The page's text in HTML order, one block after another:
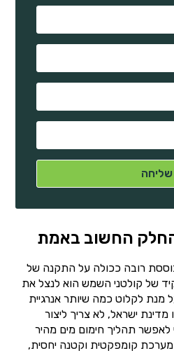
החשוב באמת
רובה ככולה על התקנה של
של קולטני השמש הוא לנצל את
לקלוט כמה שיותר אנרגיית
ישראל, לא צריך ליצור
לאפשר תהליך חימום מים מהיר
מערכת קומפקטית וקטנה יחסית,